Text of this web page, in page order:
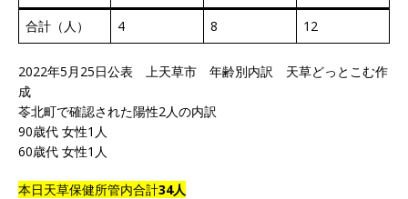
合計（人） 4 8 12
2022年5月25日公表 上天草市 年齢別内訳 天草どっとこむ作
成
苓北町で確認された陽性2人の内訳
90歳代 女性1人
60歳代 女性1人
本日天草保健所管内合計34人